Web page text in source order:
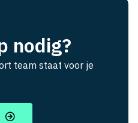
nodig?
team staat voor je